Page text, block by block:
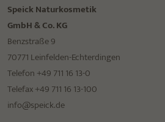
Speick Naturkosmetik
GmbH & Co. KG
Benzstraße 9
70771 Leinfelden-Echterdingen
Telefon +49 711 16 13-0
Telefax +49 711 16 13-100
info@speick.de